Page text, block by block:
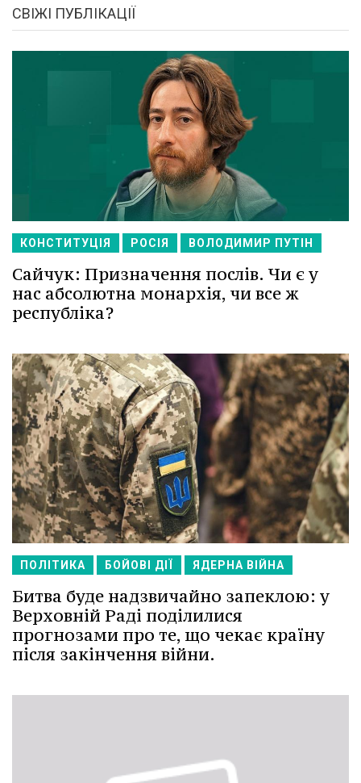
СВІЖІ ПУБЛІКАЦІЇ
КОНСТИТУЦІЯ РОСІЯ ВОЛОДИМИР ПУТІН
Сайчук: Призначення послів. Чи є у
нас абсолютна монархія, чи все ж
республіка?
ПОЛІТИКА БОЙОВІ ДІЇ ЯДЕРНА ВІЙНА
Битва буде надзвичайно запеклою: у
Верховній Раді поділилися
прогнозами про те, що чекає країну
після закінчення війни.